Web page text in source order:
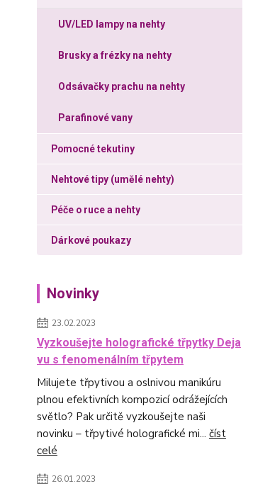
UV/LED lampy na nehty
Brusky a frézky na nehty
Odsávačky prachu na nehty
Parafinové vany
Pomocné tekutiny
Nehtové tipy (umělé nehty)
Péče o ruce a nehty
Dárkové poukazy
Novinky
23.02.2023
Vyzkoušejte holografické třpytky Deja
vu s fenomenálním třpytem
Milujete třpytivou a oslnivou manikúru
plnou efektivních kompozicí odrážejících
světlo? Pak určitě vyzkoušejte naši
novinku – třpytivé holografické mi... číst
celé
26.01.2023